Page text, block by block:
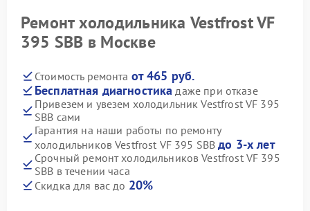
Ремонт холодильника Vestfrost VF
395 SBB в Москве
Стоимость ремонта от 465 руб.
Бесплатная диагностика даже при отказе
Привезем и увезем холодильник Vestfrost VF 395
SBB сами
Гарантия на наши работы по ремонту
холодильников Vestfrost VF 395 SBBдо 3-х лет
Срочный ремонт холодильников Vestfrost VF 395
SBB в течении часа
Скидка для вас до 20%